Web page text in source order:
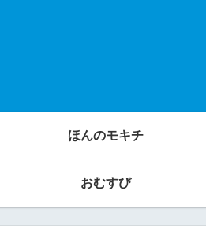
ほんのモキチ
おむすび